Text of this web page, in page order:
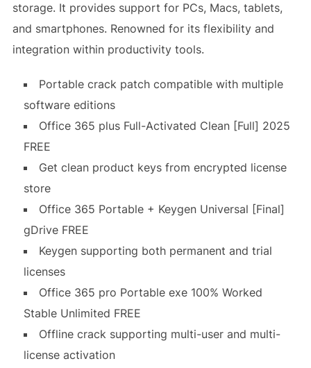
storage. It provides support for PCs, Macs, tablets,
and smartphones. Renowned for its flexibility and
integration within productivity tools.
Portable crack patch compatible with multiple
software editions
Office 365 plus Full-Activated Clean [Full] 2025
FREE
Get clean product keys from encrypted license
store
Office 365 Portable + Keygen Universal [Final]
gDrive FREE
Keygen supporting both permanent and trial
licenses
Office 365 pro Portable exe 100% Worked
Stable Unlimited FREE
Offline crack supporting multi-user and multi-
license activation